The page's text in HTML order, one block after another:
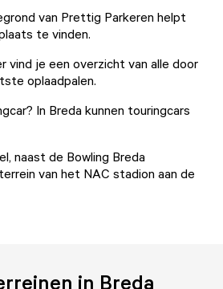
van Prettig Parkeren helpt
te vinden.
vind je een overzicht van alle door
oplaadpalen.
In Breda kunnen touringcars
naast de Bowling Breda
van het NAC stadion aan de
in Breda